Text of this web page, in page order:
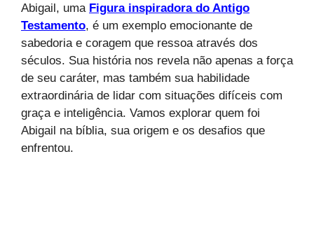
Abigail, uma Figura inspiradora do Antigo
Testamento, é um exemplo emocionante de
sabedoria e coragem que ressoa através dos
séculos. Sua história nos revela não apenas a força
de seu caráter, mas também sua habilidade
extraordinária de lidar com situações difíceis com
graça e inteligência. Vamos explorar quem foi
Abigail na bíblia, sua origem e os desafios que
enfrentou.